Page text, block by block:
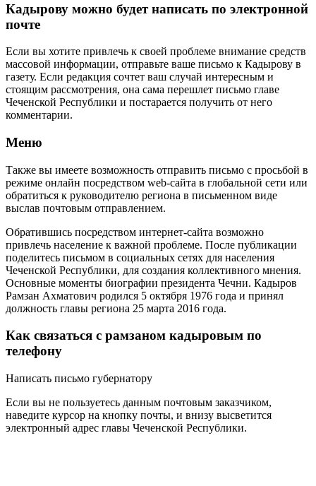
Кадырову можно будет написать по электронной
почте
Если вы хотите привлечь к своей проблеме внимание средств
массовой информации, отправьте ваше письмо к Кадырову в
газету. Если редакция сочтет ваш случай интересным и
стоящим рассмотрения, она сама перешлет письмо главе
Чеченской Республики и постарается получить от него
комментарии.
Меню
Также вы имеете возможность отправить письмо с просьбой в
режиме онлайн посредством web-сайта в глобальной сети или
обратиться к руководителю региона в письменном виде
выслав почтовым отправлением.
Обратившись посредством интернет-сайта возможно
привлечь население к важной проблеме. После публикации
поделитесь письмом в социальных сетях для населения
Чеченской Республики, для создания коллективного мнения.
Основные моменты биографии президента Чечни. Кадыров
Рамзан Ахматович родился 5 октября 1976 года и принял
должность главы региона 25 марта 2016 года.
Как связаться с рамзаном кадыровым по
телефону
Написать письмо губернатору
Если вы не пользуетесь данным почтовым заказчиком,
наведите курсор на кнопку почты, и внизу высветится
электронный адрес главы Чеченской Республики.